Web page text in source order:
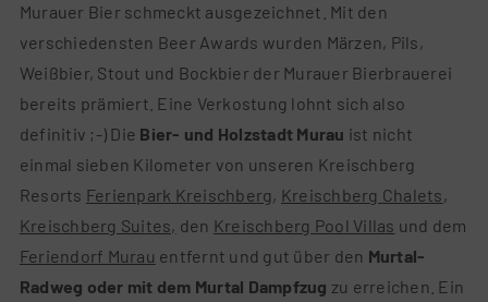
Murauer Bier schmeckt ausgezeichnet. Mit den
verschiedensten Beer Awards wurden Märzen, Pils,
Weißbier, Stout und Bockbier der Murauer Bierbrauerei
bereits prämiert. Eine Verkostung lohnt sich also
definitiv ;-) Die Bier- und Holzstadt Murau ist nicht
einmal sieben Kilometer von unseren Kreischberg
Resorts Ferienpark Kreischberg, Kreischberg Chalets,
Kreischberg Suites, den Kreischberg Pool Villas und dem
Feriendorf Murau entfernt und gut über den Murtal-
Radweg oder mit dem Murtal Dampfzug zu erreichen. Ein